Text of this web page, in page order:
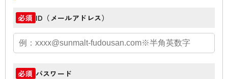
必須 ID（メールアドレス）
必須 パスワード